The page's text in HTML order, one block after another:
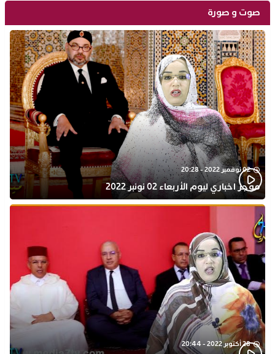
صوت و صورة
02 نوفمبر 2022 - 20:28
موجز اخباري ليوم الأربعاء 02 نونبر 2022
28 أكتوبر 2022 - 20:44